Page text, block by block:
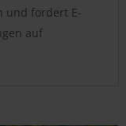
und fordert E-
auf